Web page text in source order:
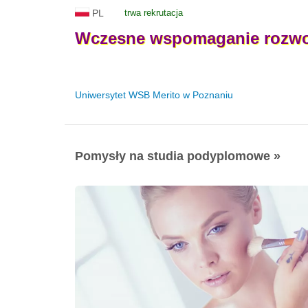
PL trwa rekrutacja
Wczesne wspomaganie
Uniwersytet WSB Merito w Poznaniu
Pomysły na studia podyplomowe »